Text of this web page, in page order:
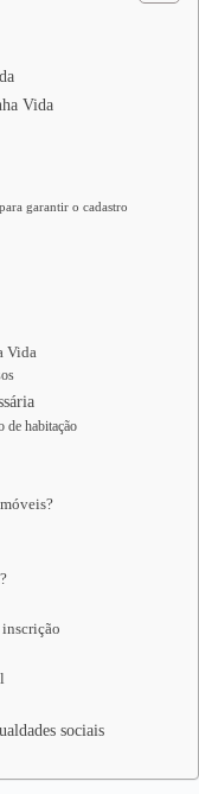
Vida
garantir o cadastro
Vida
de habitação
sociais